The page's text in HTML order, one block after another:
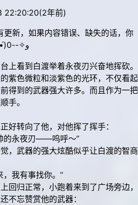
22:20:20(2年前)
更新，如果内容错误、缺失的话，你
可以在评论区留言 (๑•̀ㅂ•́)و✧--0
上看到白渡举着永夜刃兴奋地挥砍。
紫色微粒和淡紫色的光环，不仅看起
得到的武器强大许多。而且作为一把
手。
好转向了他，对他挥了挥手：
的永夜刃——呜呼～”
，武器的强大炫酷似乎让白渡的智商
，我有事找你。”
回归正常，小跑着来到了广场旁边，
不忘赞赏他的武器：